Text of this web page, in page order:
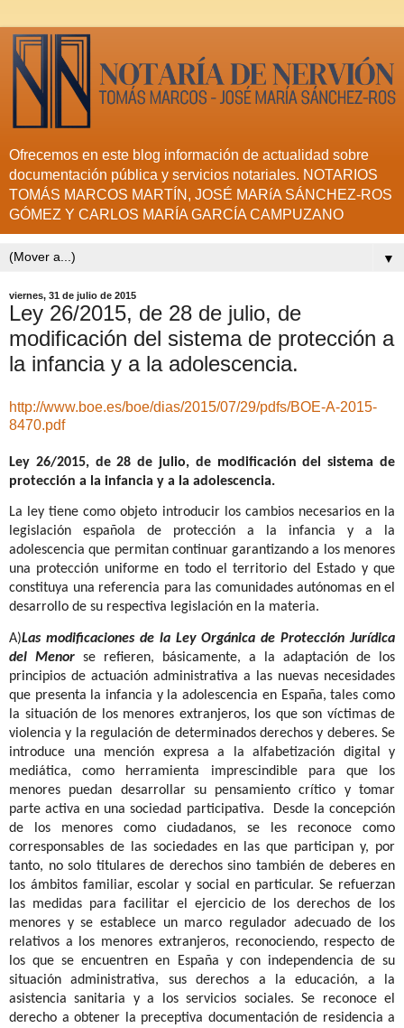
Ofrecemos en este blog información de actualidad sobre
documentación pública y servicios notariales. NOTARIOS
TOMÁS MARCOS MARTÍN, JOSÉ MARíA SÁNCHEZ-ROS
GÓMEZ Y CARLOS MARÍA GARCÍA CAMPUZANO
▼
viernes, 31 de julio de 2015
Ley 26/2015, de 28 de julio, de
modificación del sistema de protección a
la infancia y a la adolescencia.
http://www.boe.es/boe/dias/2015/07/29/pdfs/BOE-A-2015-
8470.pdf
Ley 26/2015, de 28 de julio, de modificación del sistema de
protección a la infancia y a la adolescencia.
La ley tiene como objeto introducir los cambios necesarios en la
legislación española de protección a la infancia y a la
adolescencia que permitan continuar garantizando a los menores
una protección uniforme en todo el territorio del Estado y que
constituya una referencia para las comunidades autónomas en el
desarrollo de su respectiva legislación en la materia.
A)Las modificaciones de la Ley Orgánica de Protección Jurídica
del Menor se refieren, básicamente, a la adaptación de los
principios de actuación administrativa a las nuevas necesidades
que presenta la infancia y la adolescencia en España, tales como
la situación de los menores extranjeros, los que son víctimas de
violencia y la regulación de determinados derechos y deberes. Se
introduce una mención expresa a la alfabetización digital y
mediática, como herramienta imprescindible para que los
menores puedan desarrollar su pensamiento crítico y tomar
parte activa en una sociedad participativa.
Desde la concepción
de los menores como ciudadanos, se les reconoce como
corresponsables de las sociedades en las que participan y, por
tanto, no solo titulares de derechos sino también de deberes en
los ámbitos familiar, escolar y social en particular. Se refuerzan
las medidas para facilitar el ejercicio de los derechos de los
menores y se establece un marco regulador adecuado de los
relativos a los menores extranjeros, reconociendo, respecto de
los que se encuentren en España y con independencia de su
situación administrativa, sus derechos a la educación, a la
asistencia sanitaria y a los servicios sociales. Se reconoce el
derecho a obtener la preceptiva documentación de residencia a